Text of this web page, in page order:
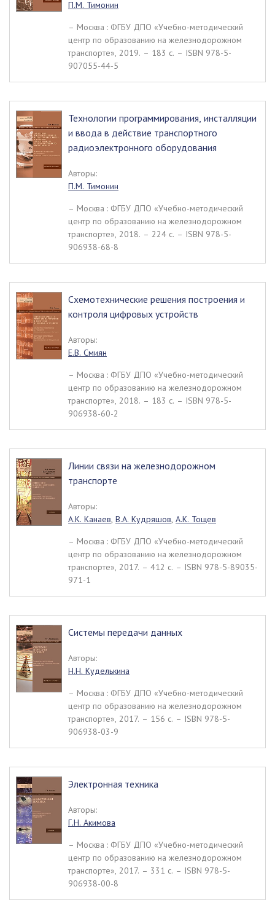
П.М. Тимонин
– Москва : ФГБУ ДПО «Учебно-методический
центр по образованию на железнодорожном
транспорте», 2019. – 183 c. – ISBN 978-5-
907055-44-5
Технологии программирования, инсталляции
и ввода в действие транспортного
радиоэлектронного оборудования
Авторы:
П.М. Тимонин
– Москва : ФГБУ ДПО «Учебно-методический
центр по образованию на железнодорожном
транспорте», 2018. – 224 c. – ISBN 978-5-
906938-68-8
Схемотехнические решения построения и
контроля цифровых устройств
Авторы:
Е.В. Смиян
– Москва : ФГБУ ДПО «Учебно-методический
центр по образованию на железнодорожном
транспорте», 2018. – 183 c. – ISBN 978-5-
906938-60-2
Линии связи на железнодорожном
транспорте
Авторы:
А.К. Канаев, В.А. Кудряшов, А.К. Тощев
– Москва : ФГБУ ДПО «Учебно-методический
центр по образованию на железнодорожном
транспорте», 2017. – 412 c. – ISBN 978-5-89035-
971-1
Системы передачи данных
Авторы:
Н.Н. Куделькина
– Москва : ФГБУ ДПО «Учебно-методический
центр по образованию на железнодорожном
транспорте», 2017. – 156 c. – ISBN 978-5-
906938-03-9
Электронная техника
Авторы:
Г.Н. Акимова
– Москва : ФГБУ ДПО «Учебно-методический
центр по образованию на железнодорожном
транспорте», 2017. – 331 c. – ISBN 978-5-
906938-00-8